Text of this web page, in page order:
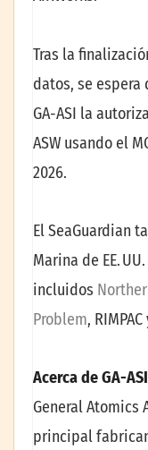
Tras la
datos, se espera
GA-ASI la
ASW usando el
2026.
El SeaGuardian
Marina de EE.
incluidos
Problem, RIMPAC
Acerca de GA-ASI
General Atomics
principal